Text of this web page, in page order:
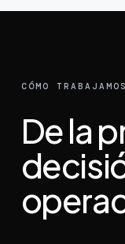
CÓMO TRABAJAMOS
De la